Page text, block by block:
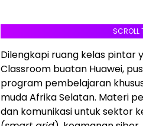
SCROLL
Dilengkapi ruang kelas pintar
Classroom buatan Huawei,
program pembelajaran
muda Afrika Selatan. Materi
dan komunikasi untuk sektor